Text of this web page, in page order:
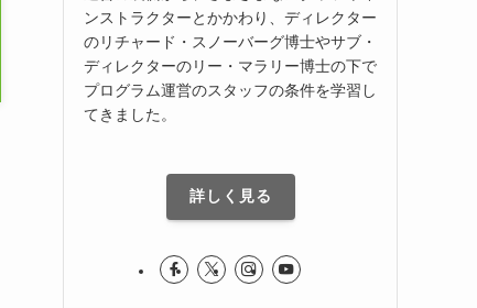
ンストラクターとかかわり、ディレクター
のリチャード・スノーバーグ博士やサブ・
ディレクターのリー・マラリー博士の下で
プログラム運営のスタッフの条件を学習し
てきました。
詳しく見る